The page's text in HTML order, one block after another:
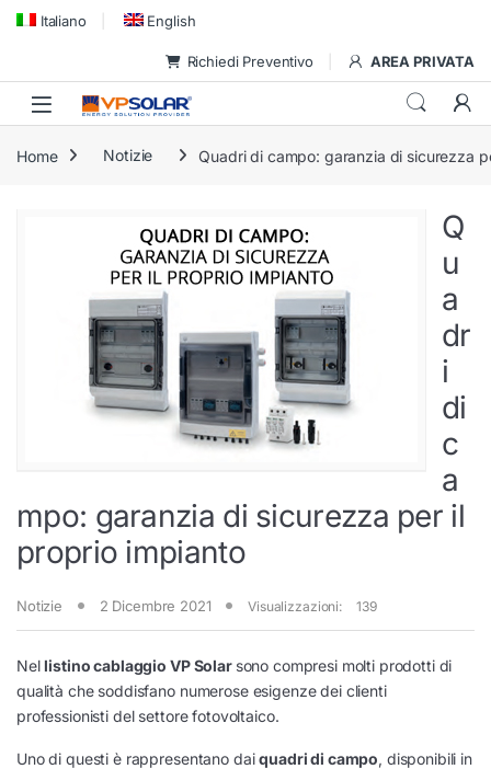
Skip to navigation
Skip to content
Italiano English
Richiedi Preventivo AREA PRIVATA
Home Notizie Quadri di campo: garanzia di sicurezza
Q
u
a
dr
i
di
c
a
mpo: garanzia di sicurezza per il
proprio impianto
Notizie 2 Dicembre 2021 Visualizzazioni: 139
Nellistino cablaggio VP Solar sono compresi molti prodotti di
qualità che soddisfano numerose esigenze dei clienti
professionisti del settore fotovoltaico.
Uno di questi è rappresentano daiquadri di campo, disponibili in